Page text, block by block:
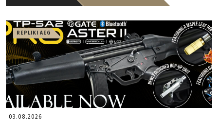
REPLIKI AEG
03.08.2026